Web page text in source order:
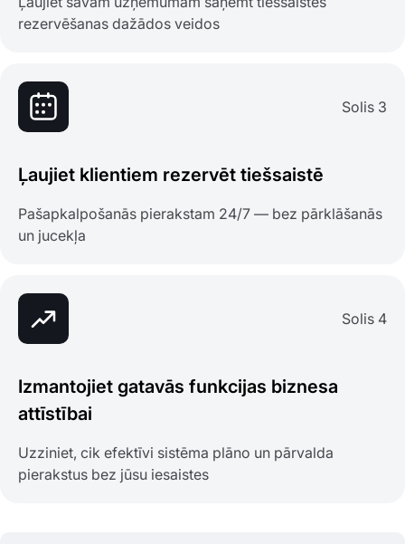
rezervēšanas dažādos veidos
Solis 3
Ļaujiet klientiem rezervēt tiešsaistē
Pašapkalpošanās pierakstam 24/7 — bez pārklāšanās
un jucekļa
Solis 4
Izmantojiet gatavās funkcijas biznesa
attīstībai
Uzziniet, cik efektīvi sistēma plāno un pārvalda
pierakstus bez jūsu iesaistes